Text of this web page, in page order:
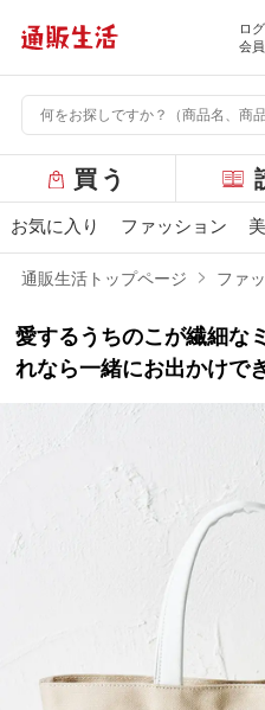
ロ
会
ー
バ
ュ
ー
買う
お気に入り ファッション
通販生活トップページ ファ
愛するうちのこが繊細な
れなら一緒にお出かけで